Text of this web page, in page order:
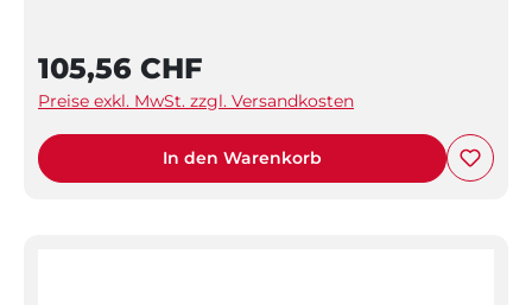
105,56 CHF
Preise exkl. MwSt. zzgl. Versandkosten
In den Warenkorb